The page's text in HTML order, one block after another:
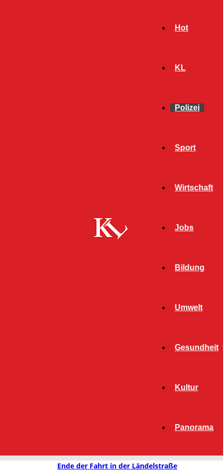
Hot
KL
Polizei
Sport
Wirtschaft
Jobs
Bildung
Umwelt
Gesundheit
Kultur
Panorama
Ende der Fahrt in der Ländelstraße